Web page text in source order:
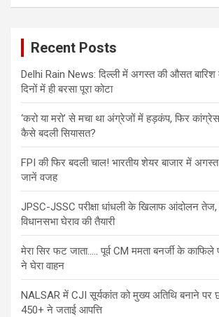
Recent Posts
Delhi Rain News: दिल्ली में अगस्त की औसत बारिश
दिनों में ही बरसा पूरा कोटा
‘करो या मरो’ से मचा था अंग्रेजों में हड़कंप, फिर कांग्रेस
कैसे बदली सियासत?
FPI की फिर बदली चाल! भारतीय शेयर बाजार में अगस्त
जानें वजह
JPSC-JSSC परीक्षा धांधली के खिलाफ आंदोलन
विधानसभा घेराव की तैयारी
मेरा सिर फट जाता….. पूर्व CM ममता बनर्जी के
ने घेरा वाहन
NALSAR में CJI सूर्यकांत को मुख्य अतिथि बनाने पर
450+ ने जताई आपत्ति